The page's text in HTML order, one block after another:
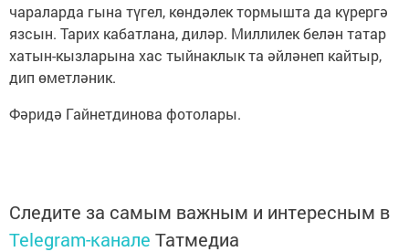
чараларда гына түгел, көндәлек тормышта да күрергә
язсын. Тарих кабатлана, диләр. Миллилек белән татар
хатын-кызларына хас тыйнаклык та әйләнеп кайтыр,
дип өметләник.
Фәридә Гайнетдинова фотолары.
Следите за самым важным и интересным в
Telegram-канале Татмедиа